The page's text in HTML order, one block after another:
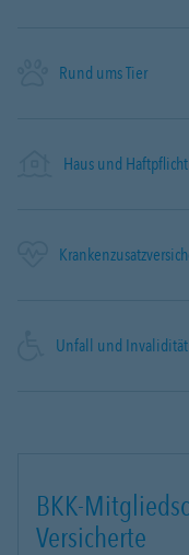
Rund ums Tier
Haus und Haftpflicht
Unfall und Invalidität
BKK-
Versicherte